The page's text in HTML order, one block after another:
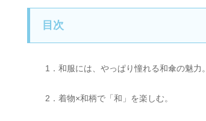
目次
1．和服には、やっぱり憧れる和傘の魅力。
2．着物×和柄で「和」を楽しむ。